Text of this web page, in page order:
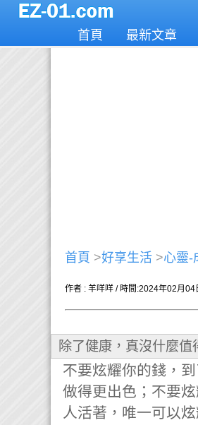
首頁 最新文章
首頁 >好享生活 >心靈-
作者 : 羊咩咩 / 時間:2024年02月04
除了健康，真沒什麼值
不要炫耀你的錢，
做得更出色；不要
人活著，唯一可以